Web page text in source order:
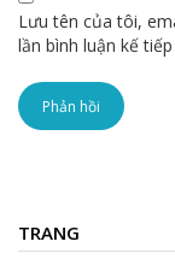
Lưu tên của tôi,
lần bình luận kế
TRANG